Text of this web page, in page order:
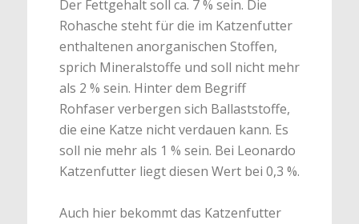
Der Fettgehalt soll ca. 7 % sein. Die
Rohasche steht für die im Katzenfutter
enthaltenen anorganischen Stoffen,
sprich Mineralstoffe und soll nicht mehr
als 2 % sein. Hinter dem Begriff
Rohfaser verbergen sich Ballaststoffe,
die eine Katze nicht verdauen kann. Es
soll nie mehr als 1 % sein. Bei Leonardo
Katzenfutter liegt diesen Wert bei 0,3 %.
Auch hier bekommt das Katzenfutter